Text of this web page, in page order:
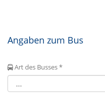
Angaben zum Bus
Art des Busses *